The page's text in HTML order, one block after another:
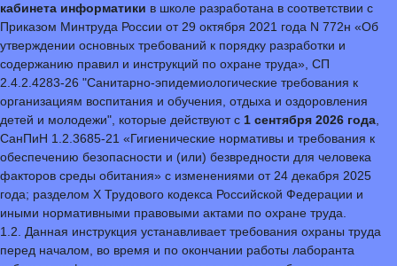
кабинета информатики в школе разработана в соответствии с
Приказом Минтруда России от 29 октября 2021 года N 772н «Об
утверждении основных требований к порядку разработки и
содержанию правил и инструкций по охране труда», СП
2.4.2.4283-26 "Санитарно-эпидемиологические требования к
организациям воспитания и обучения, отдыха и оздоровления
детей и молодежи", которые действуют с 1 сентября 2026 года
СанПиН 1.2.3685-21 «Гигиенические нормативы и требования к
обеспечению безопасности и (или) безвредности для человека
факторов среды обитания» с изменениями от 24 декабря 2025
года; разделом Х Трудового кодекса Российской Федерации и
иными нормативными правовыми актами по охране труда.
1.2. Данная инструкция устанавливает требования охраны труда
перед началом, во время и по окончании работы лаборанта